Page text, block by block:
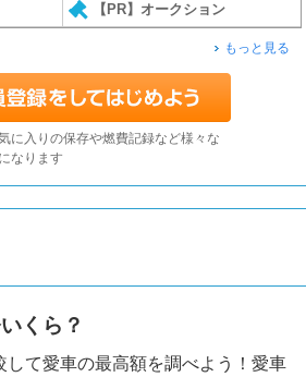
【PR】オークション
もっと見る
に入りの保存や燃費記録など様々な
なります
くら？
して愛車の最高額を調べよう！愛車